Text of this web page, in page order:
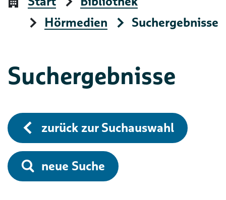
Hörmedien
Suchergebnisse
Suchergebnisse
zurück zur Suchauswahl
neue Suche